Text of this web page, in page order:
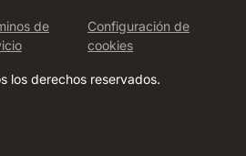
los derechos reservados.
de
Configuración de
cookies